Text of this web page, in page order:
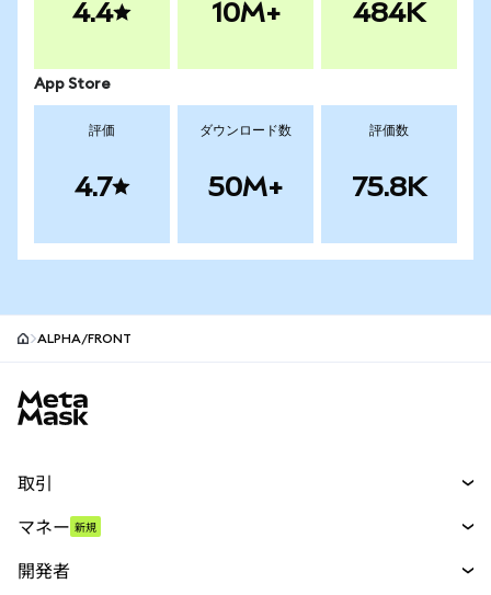
4.4 10M+ 484K
App Store
評価
4.7
ダウンロード数
50M+
評価数
75.8K
ALPHA/FRONT
取引
パーペチュアル
マネー 新規
開発者